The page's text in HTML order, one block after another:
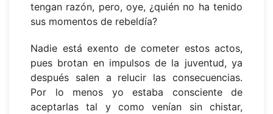
tengan razón, pero, oye, ¿quién no ha tenido
sus momentos de rebeldía?
Nadie está exento de cometer estos actos,
pues brotan en impulsos de la juventud, ya
después salen a relucir las consecuencias.
Por lo menos yo estaba consciente de
aceptarlas tal y como venían sin chistar,